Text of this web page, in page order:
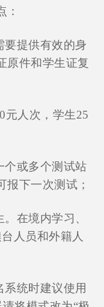
：
要提供有效的身
原件和学生证复
元人次，学生25
个或多个测试站
下一次测试；
。在境内学习、
人员和外籍人
系统时建议使用